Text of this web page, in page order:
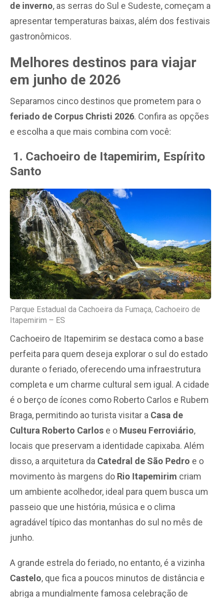
de inverno, as serras do Sul e Sudeste, começam a
apresentar temperaturas baixas, além dos festivais
gastronômicos.
Melhores destinos para viajar
em junho de 2026
Separamos cinco destinos que prometem para o
feriado de Corpus Christi 2026. Confira as opções
e escolha a que mais combina com você:
1. Cachoeiro de Itapemirim, Espírito
Santo
Parque Estadual da Cachoeira da Fumaça, Cachoeiro de
Itapemirim – ES
Cachoeiro de Itapemirim se destaca como a base
perfeita para quem deseja explorar o sul do estado
durante o feriado, oferecendo uma infraestrutura
completa e um charme cultural sem igual. A cidade
é o berço de ícones como Roberto Carlos e Rubem
Braga, permitindo ao turista visitar a Casa de
Cultura Roberto Carlos e o Museu Ferroviário,
locais que preservam a identidade capixaba. Além
disso, a arquitetura da Catedral de São Pedro e o
movimento às margens do Rio Itapemirim criam
um ambiente acolhedor, ideal para quem busca um
passeio que une história, música e o clima
agradável típico das montanhas do sul no mês de
junho.
A grande estrela do feriado, no entanto, é a vizinha
Castelo, que fica a poucos minutos de distância e
abriga a mundialmente famosa celebração de